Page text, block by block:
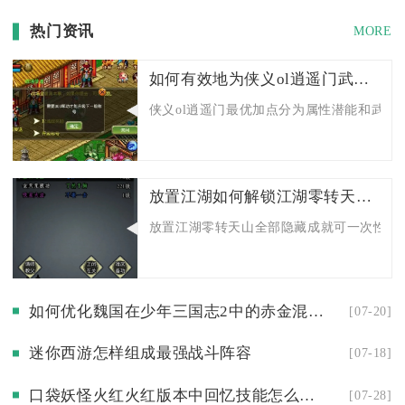
热门资讯 MORE
如何有效地为侠义ol逍遥门武功加点
侠义ol逍遥门最优加点分为属性潜能和武功
放置江湖如何解锁江湖零转天山的隐藏成就
放置江湖零转天山全部隐藏成就可一次性
如何优化魏国在少年三国志2中的赤金混搭阵容 [07-20]
迷你西游怎样组成最强战斗阵容 [07-18]
口袋妖怪火红火红版本中回忆技能怎么学习 [07-28]